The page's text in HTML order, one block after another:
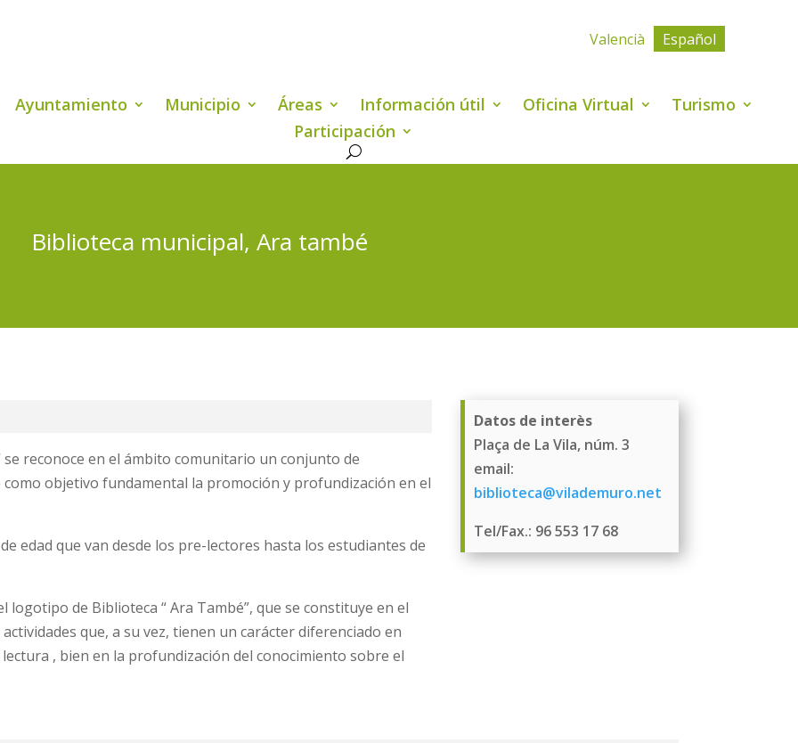
Valencià Español
Ayuntamiento Municipio Áreas Información útil Oficina Virtual
Turismo
Participación
Biblioteca municipal, Ara també
se reconoce en el ámbito comunitario un conjunto de
objetivo fundamental la promoción y profundización en el
edad que van desde los pre-lectores hasta los estudiantes de
de Biblioteca “ Ara També”, que se constituye en el
que, a su vez, tienen un carácter diferenciado en
, bien en la profundización del conocimiento sobre el
Datos de interès
Plaça de La Vila, núm. 3
email:
biblioteca@vilademuro.net
Tel/Fax.: 96 553 17 68